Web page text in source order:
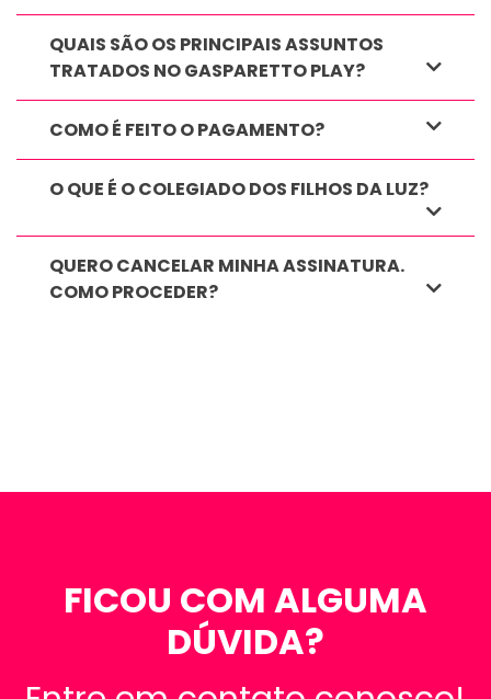
QUAIS SÃO OS PRINCIPAIS ASSUNTOS
TRATADOS NO GASPARETTO PLAY?
COMO É FEITO O PAGAMENTO?
O QUE É O COLEGIADO DOS FILHOS DA LUZ?
QUERO CANCELAR MINHA ASSINATURA.
COMO PROCEDER?
FICOU COM ALGUMA
DÚVIDA?